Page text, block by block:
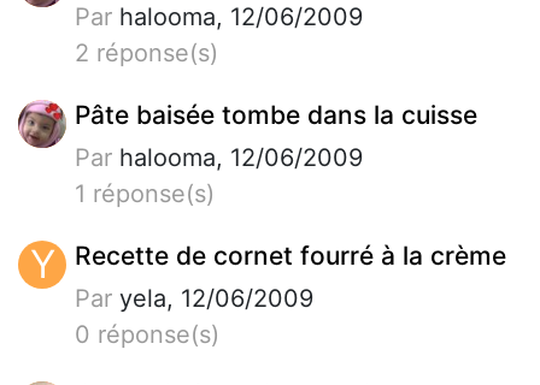
Par halooma, 12/06/2009
2 réponse(s)
Pâte baisée tombe dans la cuisse
Par halooma, 12/06/2009
1 réponse(s)
Y Recette de cornet fourré à la crème
Par yela, 12/06/2009
0 réponse(s)